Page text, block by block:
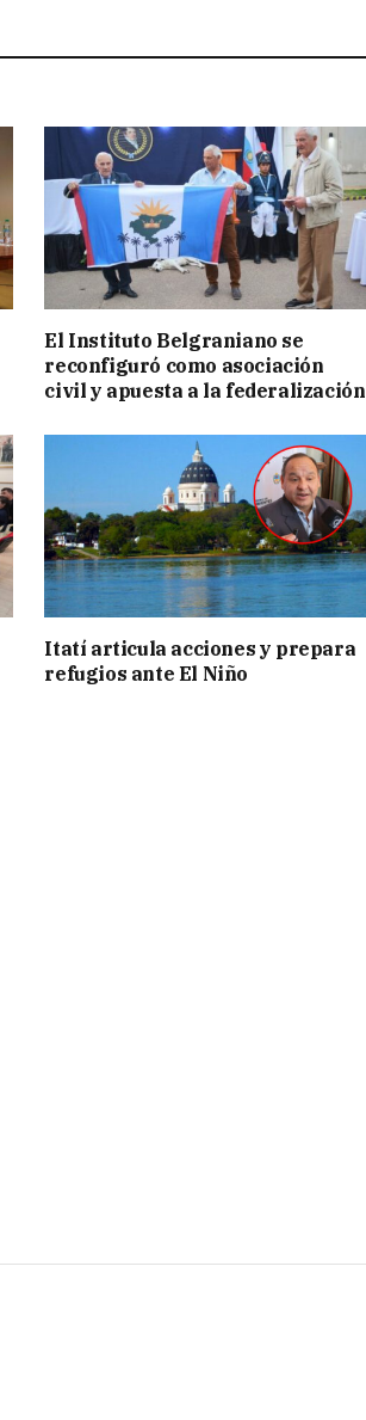
El Instituto Belgraniano se
reconfiguró como asociación
civil y apuesta a la federalización
Itatí articula acciones y prepara
refugios ante El Niño